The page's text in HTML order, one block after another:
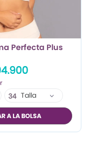
Perfecta Plus
34
36
38
Talla
A LA BOLSA